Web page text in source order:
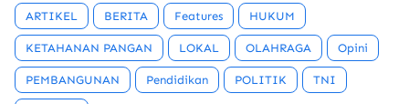
ARTIKEL BERITA Features HUKUM
KETAHANAN PANGAN LOKAL OLAHRAGA Opini
PEMBANGUNAN Pendidikan POLITIK TNI